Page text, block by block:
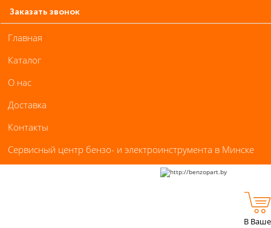
Заказать звонок
Главная
Каталог
О нас
Доставка
Контакты
Сервисный центр бензо- и электроинструмента в Минске
В